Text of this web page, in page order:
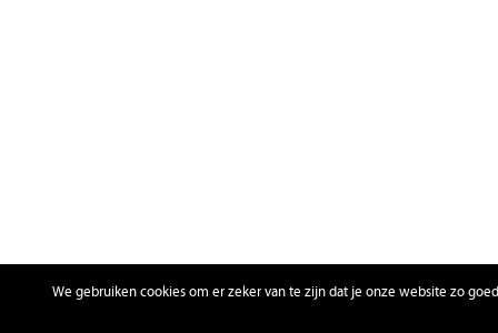
We gebruiken cookies om er zeker van te zijn dat je onze website zo